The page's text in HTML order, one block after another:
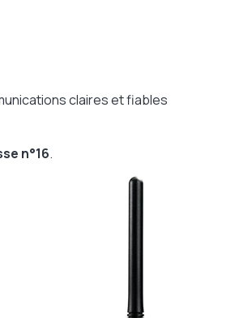
claires et fiables
n°16.